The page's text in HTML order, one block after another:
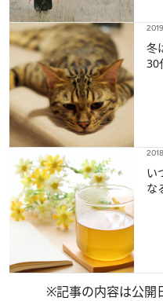
冬
30
い
な
※記事の内容は公開